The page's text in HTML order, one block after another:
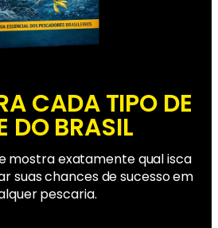
CADA TIPO DE
DO BRASIL
mostra exatamente qual isca
suas chances de sucesso em
pescaria.